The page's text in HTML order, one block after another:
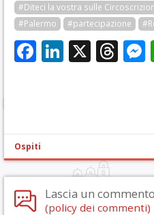
#Diteci la vostra sulle
#Palermo
#partecipazione
Facebook
LinkedIn
X
Ospiti
Lascia un commento
(policy dei commenti)